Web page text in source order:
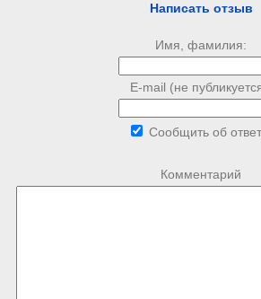
Написать отзыв
Имя, фамилия:
E-mail (не
Сообщить об
Комментарий